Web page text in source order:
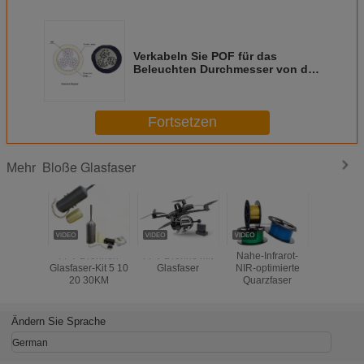
Verkabeln Sie POF für das
Beleuchten Durchmesser von der
Beleuchtung,
Unterwasseranlagen
Fortsetzen
Mehr Bloße Glasfaser
FPV Drohnen
Glasfaser-Kit 5 10
20 30KM
FPV-Drohne mit
Glasfaser
Nahe-Infrarot-
NIR-optimierte
Quarzfaser
Ändern Sie Sprache
German